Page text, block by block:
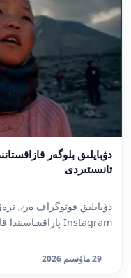
دۋبايلىق بلوگەر
تانىستىردى
Instagram پاراقشاسىندا قازاقستاننىڭ ەسەم تابيعاتى بەينەلەنگە...
29 ماۋسىم 2026